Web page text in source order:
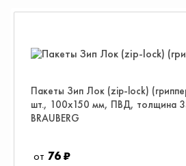
Пакеты Зип Лок (zip-lock)
шт., 100х150 мм, ПВД, толщина
BRAUBERG
76 ₽